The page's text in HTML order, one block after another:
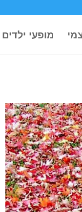
מופעי ילדים